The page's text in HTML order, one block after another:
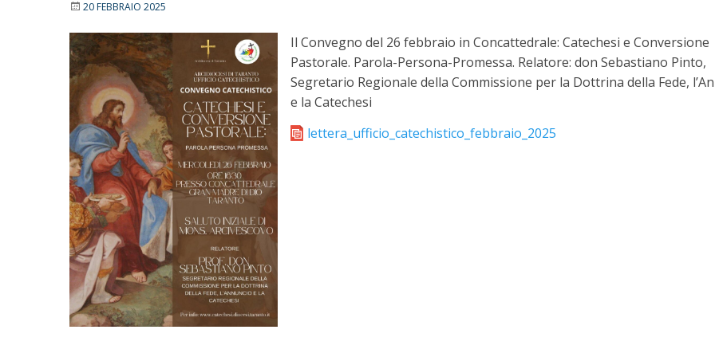
20 FEBBRAIO 2025
Il Convegno del 26 febbraio in Concattedrale: Catechesi e Conversione
Pastorale. Parola-Persona-Promessa. Relatore: don Sebastiano Pinto,
Segretario Regionale della Commissione per la Dottrina della Fede,
e la Catechesi
lettera_ufficio_catechistico_febbraio_2025